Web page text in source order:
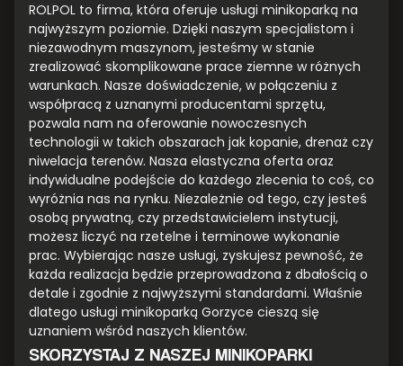
ROLPOL to firma, która oferuje usługi minikoparką na
najwyższym poziomie. Dzięki naszym specjalistom i
niezawodnym maszynom, jesteśmy w stanie
zrealizować skomplikowane prace ziemne w różnych
warunkach. Nasze doświadczenie, w połączeniu z
współpracą z uznanymi producentami sprzętu,
pozwala nam na oferowanie nowoczesnych
technologii w takich obszarach jak kopanie, drenaż czy
niwelacja terenów. Nasza elastyczna oferta oraz
indywidualne podejście do każdego zlecenia to coś, co
wyróżnia nas na rynku. Niezależnie od tego, czy jesteś
osobą prywatną, czy przedstawicielem instytucji,
możesz liczyć na rzetelne i terminowe wykonanie
prac. Wybierając nasze usługi, zyskujesz pewność, że
każda realizacja będzie przeprowadzona z dbałością o
detale i zgodnie z najwyższymi standardami. Właśnie
dlatego usługi minikoparką Gorzyce cieszą się
uznaniem wśród naszych klientów.
SKORZYSTAJ Z NASZEJ MINIKOPARKI